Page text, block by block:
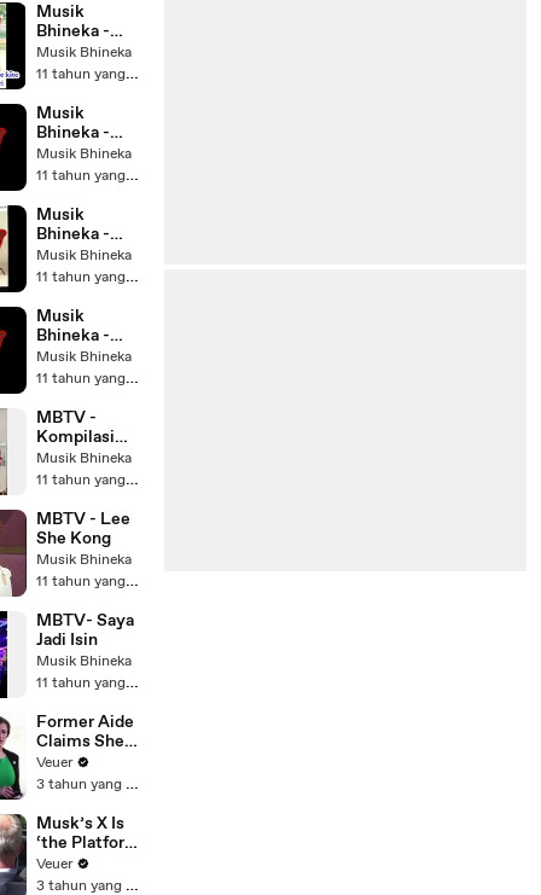
Musik
Bhineka -
Soundtrack
Tsubasa -
Nine_Ruri No
Ame
Musik Bhineka
11 tahun yang lalu
Musik
Bhineka -
Soundtrack
Samurai X -
Fureru
Dakede
Musik Bhineka
11 tahun yang lalu
Musik
Bhineka -
Sakitnya
Mencintaimu
Musik Bhineka
11 tahun yang lalu
Musik
Bhineka -
Cinta Di
Musim Cherry
Musik Bhineka
11 tahun yang lalu
MBTV -
Kompilasi
Goyang
Sakitnya Tuh
Musik Bhineka
11 tahun yang lalu
MBTV - Lee
She Kong
Musik Bhineka
11 tahun yang lalu
MBTV- Saya
Jadi Isin
Musik Bhineka
11 tahun yang lalu
Former Aide
Claims She
Was Asked to
Make a ‘Hit
Trump
Veuer
3 tahun yang lalu
Musk’s X Is
‘the Platform
With the
Largest Ratio
Veuer
3 tahun yang lalu